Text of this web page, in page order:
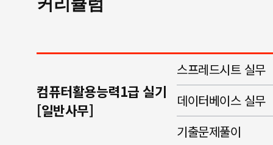
컴퓨터활용능력1급 실기
[일반사무]
스프레드시트 실무
데이터베이스 실무
기출문제풀이